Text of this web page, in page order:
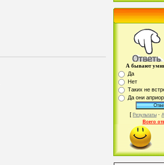
А бывают
Да
Нет
Таких не
Да они
[ Результаты ·
Всего